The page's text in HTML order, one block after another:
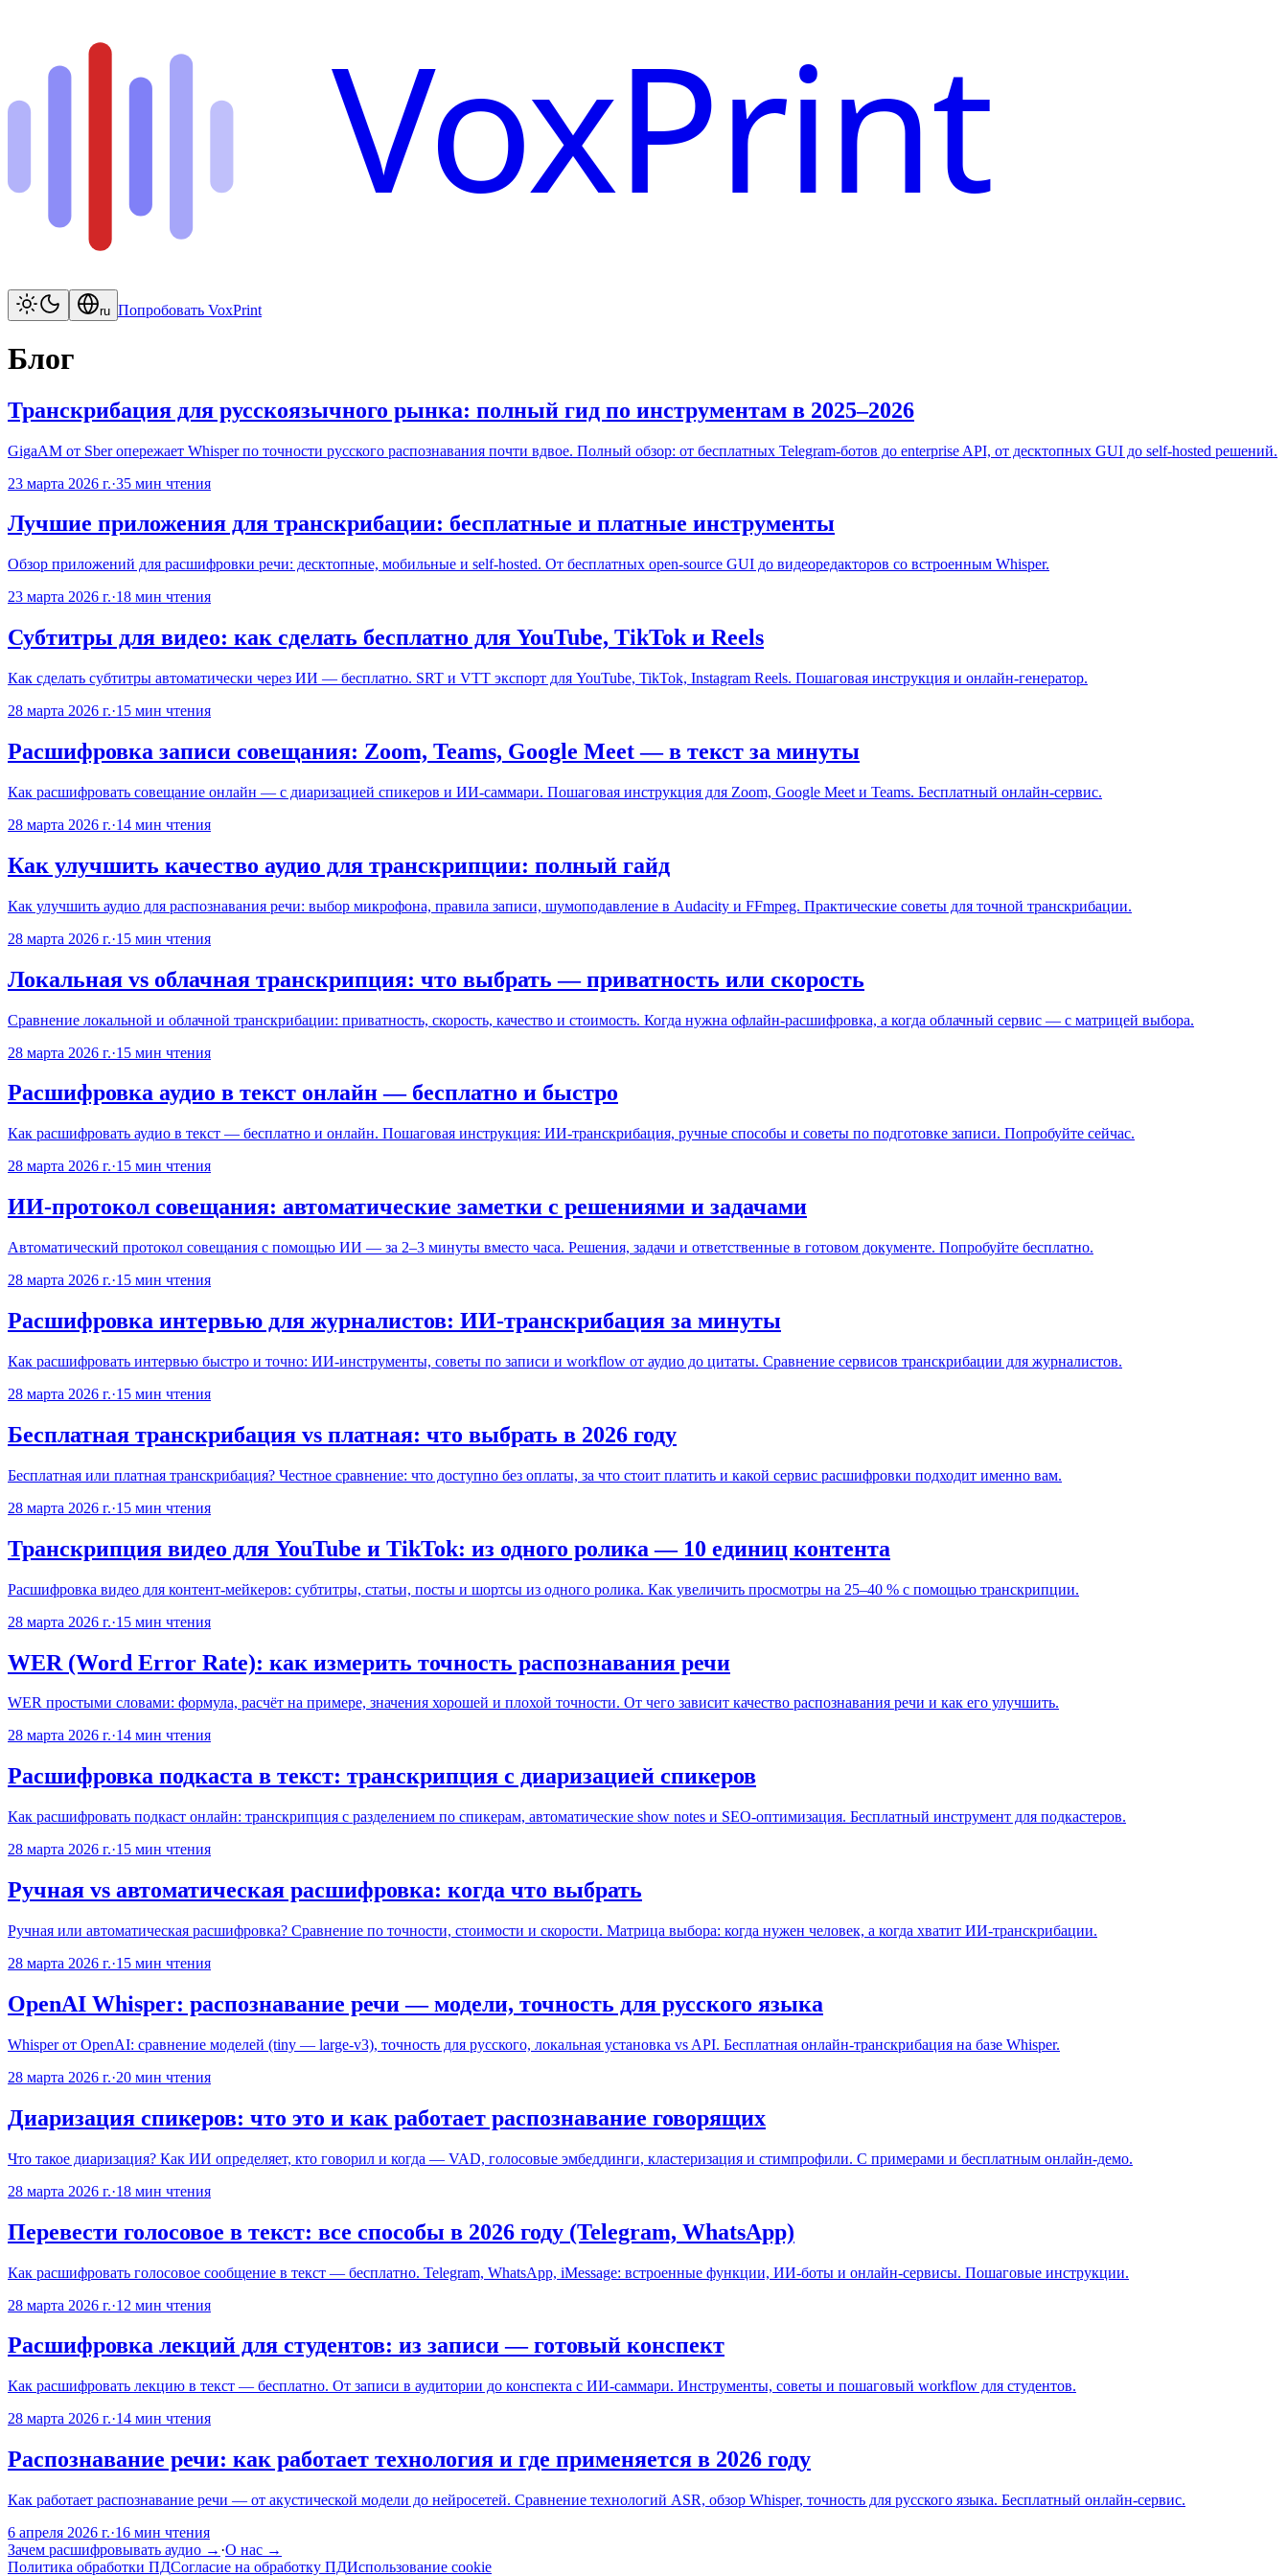
VoxPrint
ru Попробовать VoxPrint
Блог
Транскрибация для русскоязычного рынка: полный гид по инструментам в 2025–2026
GigaAM от Sber опережает Whisper по точности русского распознавания почти вдвое. Полный обзор: от бесплатных Telegram-ботов до enterprise API, от десктопных GUI до self-hosted решений.
23 марта 2026 г.·35 мин чтения
Лучшие приложения для транскрибации: бесплатные и платные инструменты
Обзор приложений для расшифровки речи: десктопные, мобильные и self-hosted. От бесплатных open-source GUI до видеоредакторов со встроенным Whisper.
23 марта 2026 г.·18 мин чтения
Субтитры для видео: как сделать бесплатно для YouTube, TikTok и Reels
Как сделать субтитры автоматически через ИИ — бесплатно. SRT и VTT экспорт для YouTube, TikTok, Instagram Reels. Пошаговая инструкция и онлайн-генератор.
28 марта 2026 г.·15 мин чтения
Расшифровка записи совещания: Zoom, Teams, Google Meet — в текст за минуты
Как расшифровать совещание онлайн — с диаризацией спикеров и ИИ-саммари. Пошаговая инструкция для Zoom, Google Meet и Teams. Бесплатный онлайн-сервис.
28 марта 2026 г.·14 мин чтения
Как улучшить качество аудио для транскрипции: полный гайд
Как улучшить аудио для распознавания речи: выбор микрофона, правила записи, шумоподавление в Audacity и FFmpeg. Практические советы для точной транскрибации.
28 марта 2026 г.·15 мин чтения
Локальная vs облачная транскрипция: что выбрать — приватность или скорость
Сравнение локальной и облачной транскрибации: приватность, скорость, качество и стоимость. Когда нужна офлайн-расшифровка, а когда облачный сервис — с матрицей выбора.
28 марта 2026 г.·15 мин чтения
Расшифровка аудио в текст онлайн — бесплатно и быстро
Как расшифровать аудио в текст — бесплатно и онлайн. Пошаговая инструкция: ИИ-транскрибация, ручные способы и советы по подготовке записи. Попробуйте сейчас.
28 марта 2026 г.·15 мин чтения
ИИ-протокол совещания: автоматические заметки с решениями и задачами
Автоматический протокол совещания с помощью ИИ — за 2–3 минуты вместо часа. Решения, задачи и ответственные в готовом документе. Попробуйте бесплатно.
28 марта 2026 г.·15 мин чтения
Расшифровка интервью для журналистов: ИИ-транскрибация за минуты
Как расшифровать интервью быстро и точно: ИИ-инструменты, советы по записи и workflow от аудио до цитаты. Сравнение сервисов транскрибации для журналистов.
28 марта 2026 г.·15 мин чтения
Бесплатная транскрибация vs платная: что выбрать в 2026 году
Бесплатная или платная транскрибация? Честное сравнение: что доступно без оплаты, за что стоит платить и какой сервис расшифровки подходит именно вам.
28 марта 2026 г.·15 мин чтения
Транскрипция видео для YouTube и TikTok: из одного ролика — 10 единиц контента
Расшифровка видео для контент-мейкеров: субтитры, статьи, посты и шортсы из одного ролика. Как увеличить просмотры на 25–40 % с помощью транскрипции.
28 марта 2026 г.·15 мин чтения
WER (Word Error Rate): как измерить точность распознавания речи
WER простыми словами: формула, расчёт на примере, значения хорошей и плохой точности. От чего зависит качество распознавания речи и как его улучшить.
28 марта 2026 г.·14 мин чтения
Расшифровка подкаста в текст: транскрипция с диаризацией спикеров
Как расшифровать подкаст онлайн: транскрипция с разделением по спикерам, автоматические show notes и SEO-оптимизация. Бесплатный инструмент для подкастеров.
28 марта 2026 г.·15 мин чтения
Ручная vs автоматическая расшифровка: когда что выбрать
Ручная или автоматическая расшифровка? Сравнение по точности, стоимости и скорости. Матрица выбора: когда нужен человек, а когда хватит ИИ-транскрибации.
28 марта 2026 г.·15 мин чтения
OpenAI Whisper: распознавание речи — модели, точность для русского языка
Whisper от OpenAI: сравнение моделей (tiny — large-v3), точность для русского, локальная установка vs API. Бесплатная онлайн-транскрибация на базе Whisper.
28 марта 2026 г.·20 мин чтения
Диаризация спикеров: что это и как работает распознавание говорящих
Что такое диаризация? Как ИИ определяет, кто говорил и когда — VAD, голосовые эмбеддинги, кластеризация и стимпрофили. С примерами и бесплатным онлайн-демо.
28 марта 2026 г.·18 мин чтения
Перевести голосовое в текст: все способы в 2026 году (Telegram, WhatsApp)
Как расшифровать голосовое сообщение в текст — бесплатно. Telegram, WhatsApp, iMessage: встроенные функции, ИИ-боты и онлайн-сервисы. Пошаговые инструкции.
28 марта 2026 г.·12 мин чтения
Расшифровка лекций для студентов: из записи — готовый конспект
Как расшифровать лекцию в текст — бесплатно. От записи в аудитории до конспекта с ИИ-саммари. Инструменты, советы и пошаговый workflow для студентов.
28 марта 2026 г.·14 мин чтения
Распознавание речи: как работает технология и где применяется в 2026 году
Как работает распознавание речи — от акустической модели до нейросетей. Сравнение технологий ASR, обзор Whisper, точность для русского языка. Бесплатный онлайн-сервис.
6 апреля 2026 г.·16 мин чтения
Зачем расшифровывать аудио → ·О нас →
Политика обработки ПДСогласие на обработку ПДИспользование cookie